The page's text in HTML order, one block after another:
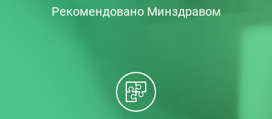
Рекомендовано Минздравом